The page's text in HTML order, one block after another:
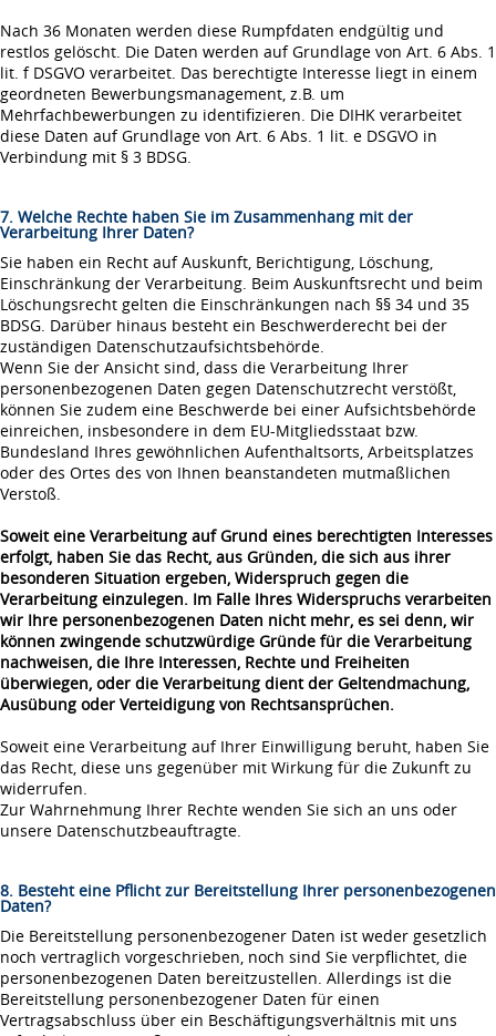
Nach 36 Monaten werden diese Rumpfdaten endgültig und
restlos gelöscht. Die Daten werden auf Grundlage von Art. 6 Abs. 1
lit. f DSGVO verarbeitet. Das berechtigte Interesse liegt in einem
geordneten Bewerbungsmanagement, z.B. um
Mehrfachbewerbungen zu identifizieren. Die DIHK verarbeitet
diese Daten auf Grundlage von Art. 6 Abs. 1 lit. e DSGVO in
Verbindung mit § 3 BDSG.
7. Welche Rechte haben Sie im Zusammenhang mit der
Verarbeitung Ihrer Daten?
Sie haben ein Recht auf Auskunft, Berichtigung, Löschung,
Einschränkung der Verarbeitung. Beim Auskunftsrecht und beim
Löschungsrecht gelten die Einschränkungen nach §§ 34 und 35
BDSG. Darüber hinaus besteht ein Beschwerderecht bei der
zuständigen Datenschutzaufsichtsbehörde.
Wenn Sie der Ansicht sind, dass die Verarbeitung Ihrer
personenbezogenen Daten gegen Datenschutzrecht verstößt,
können Sie zudem eine Beschwerde bei einer Aufsichtsbehörde
einreichen, insbesondere in dem EU-Mitgliedsstaat bzw.
Bundesland Ihres gewöhnlichen Aufenthaltsorts, Arbeitsplatzes
oder des Ortes des von Ihnen beanstandeten mutmaßlichen
Verstoß.
Soweit eine Verarbeitung auf Grund eines berechtigten Interesses
erfolgt, haben Sie das Recht, aus Gründen, die sich aus ihrer
besonderen Situation ergeben, Widerspruch gegen die
Verarbeitung einzulegen. Im Falle Ihres Widerspruchs verarbeiten
wir Ihre personenbezogenen Daten nicht mehr, es sei denn, wir
können zwingende schutzwürdige Gründe für die Verarbeitung
nachweisen, die Ihre Interessen, Rechte und Freiheiten
überwiegen, oder die Verarbeitung dient der Geltendmachung,
Ausübung oder Verteidigung von Rechtsansprüchen.
Soweit eine Verarbeitung auf Ihrer Einwilligung beruht, haben Sie
das Recht, diese uns gegenüber mit Wirkung für die Zukunft zu
widerrufen.
Zur Wahrnehmung Ihrer Rechte wenden Sie sich an uns oder
unsere Datenschutzbeauftragte.
8. Besteht eine Pflicht zur Bereitstellung Ihrer personenbezogenen
Daten?
Die Bereitstellung personenbezogener Daten ist weder gesetzlich
noch vertraglich vorgeschrieben, noch sind Sie verpflichtet, die
personenbezogenen Daten bereitzustellen. Allerdings ist die
Bereitstellung personenbezogener Daten für einen
Vertragsabschluss über ein Beschäftigungsverhältnis mit uns